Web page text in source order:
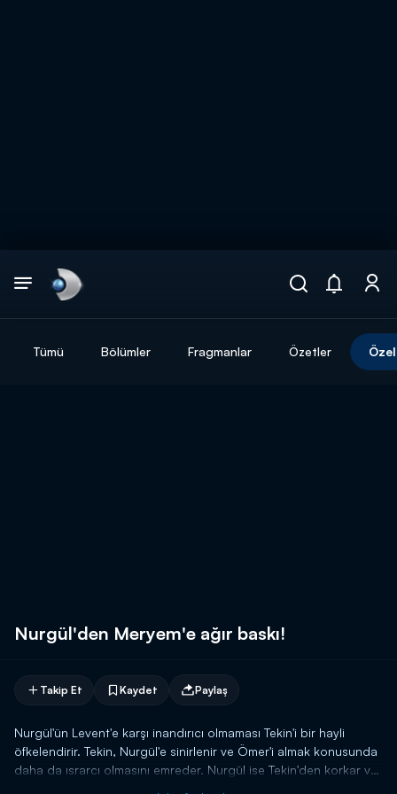
Tümü Bölümler Fragmanlar Özetler
Nurgül'den Meryem'e ağır baskı!
Takip Et Kaydet Paylaş
Nurgül'ün Levent'e karşı inandırıcı olmaması Tekin'i bir hayli
öfkelendirir. Tekin, Nurgül'e sinirlenir ve Ömer'i almak konusunda
daha da ısrarcı olmasını emreder. Nurgül ise Tekin'den korkar ve